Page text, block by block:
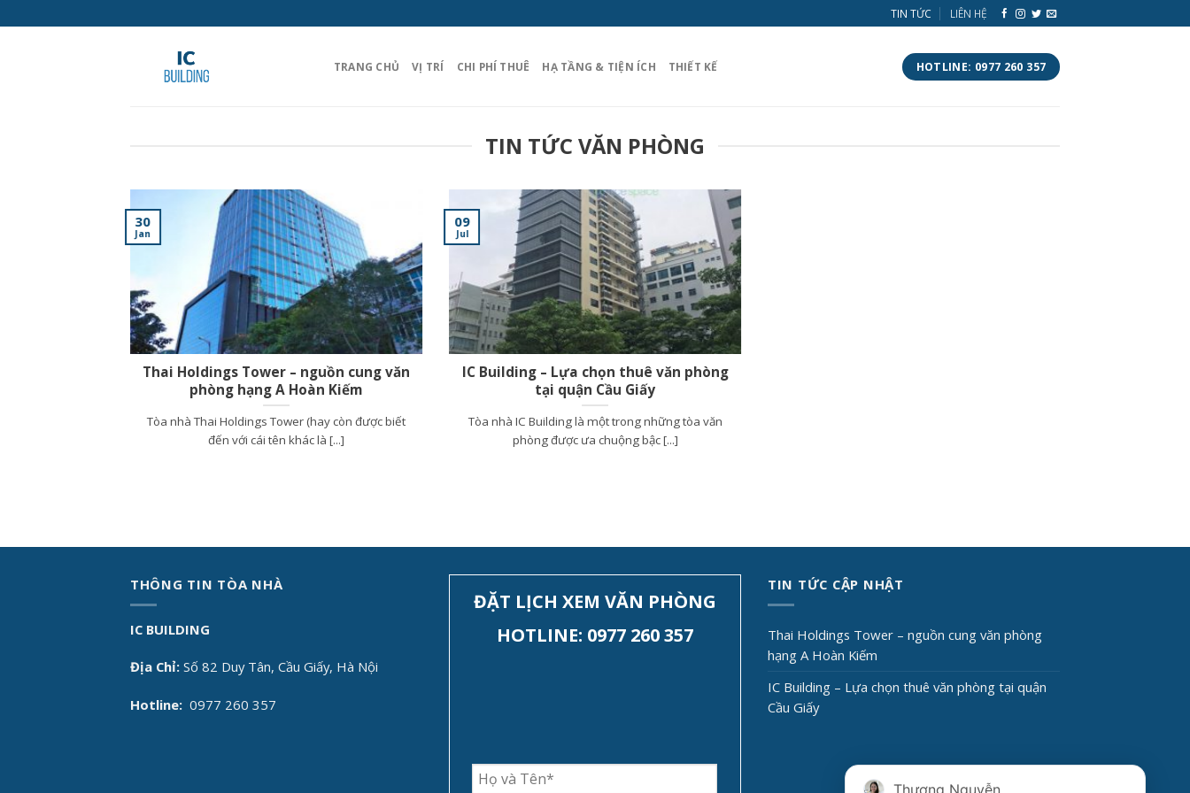
to
TIN TỨC LIÊN HỆ
TRANG CHỦ VỊ TRÍ CHI PHÍ THUÊ HẠ TẦNG & TIỆN ÍCH THIẾT KẾ HOTLINE: 0977 260 357
TIN TỨC VĂN PHÒNG
Thai Holdings Tower – nguồn cung văn
phòng hạng A Hoàn Kiếm
Tòa nhà Thai Holdings Tower (hay còn được biết
đến với cái tên khác là [...]
30
Jan
IC Building – Lựa chọn thuê văn phòng
tại quận Cầu Giấy
Tòa nhà IC Building là một trong những tòa văn
phòng được ưa chuộng bậc [...]
09
Jul
THÔNG TIN TÒA NHÀ
IC BUILDING
Địa Chỉ: Số 82 Duy Tân, Cầu Giấy, Hà Nội
Hotline: 0977 260 357
ĐẶT LỊCH XEM VĂN PHÒNG
HOTLINE: 0977 260 357
TIN TỨC CẬP NHẬT
Thai Holdings Tower – nguồn cung văn phòng
hạng A Hoàn Kiếm
IC Building – Lựa chọn thuê văn phòng tại quận
Cầu Giấy
Thương Nguyễn